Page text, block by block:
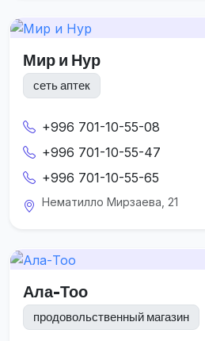
Мир и Нур
сеть аптек
+996 701-10-55-08
+996 701-10-55-47
+996 701-10-55-65
Нематилло Мирзаева, 21
Ала-Тоо
продовольственный магазин